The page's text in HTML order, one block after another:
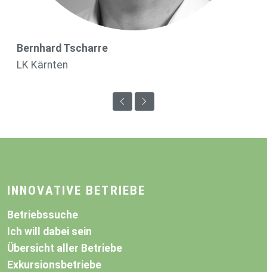
Bernhard Tscharre
LK Kärnten
INNOVATIVE BETRIEBE
Betriebssuche
Ich will dabei sein
Übersicht aller Betriebe
Exkursionsbetriebe